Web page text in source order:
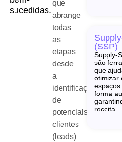
sucedidas.
que
abrange
todas
as
etapas
desde
a
identificação
de
potenciais
clientes
(leads)
(SSP)
Supply-
são
que
otimizar
espaços
forma
receita.